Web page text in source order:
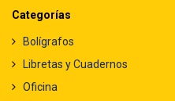
Categorías
Bolígrafos
Libretas y Cuadernos
Oficina